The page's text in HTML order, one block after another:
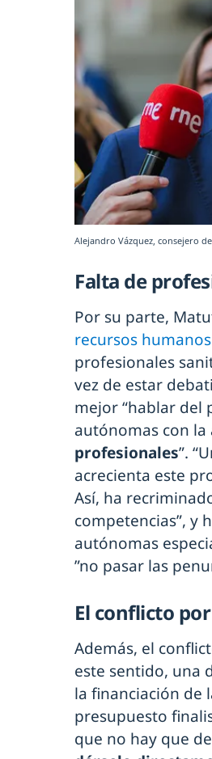
Alejandro Vázquez, consejero
Falta de
Por su parte,
recursos
profesionales
vez de estar
mejor “hablar del
autónomas con
profesionales”.
acrecienta este
Así, ha
competencias”, y
autónomas
”no pasar las
El conflicto
Además, el
este sentido, una
la financiación de
presupuesto
que no hay que